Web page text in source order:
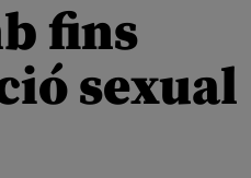
fins
sexual